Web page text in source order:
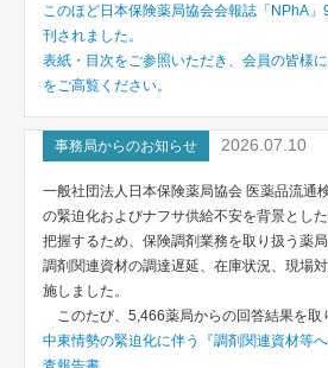
このほど日本保険薬局協会会報誌「NPhA」93号（2026年7月）が発
刊されました。
表紙・目次をご参照いただき、会員の皆様
をご高覧ください。
事務局からのお知らせ 2026.07.10
一般社団法人日本保険薬局協会 医薬品流通検討委員会では、中東情勢
の緊迫化およびナフサ供給不安を背景とし
把握するため、保険調剤業務を取り扱う薬
調剤関連資材の調達遅延、在庫状況、現場
施しました。
このたび、5,466薬局からの回答結果を取
中東情勢の緊迫化に伴う『調剤関連資材等への影響』に関する実態調